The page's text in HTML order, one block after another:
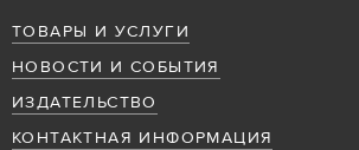
ТОВАРЫ И УСЛУГИ
НОВОСТИ И СОБЫТИЯ
ИЗДАТЕЛЬСТВО
КОНТАКТНАЯ ИНФОРМАЦИЯ